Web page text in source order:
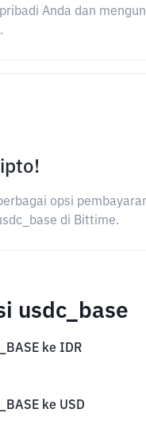
Anda dan
opsi
di Bittime.
usdc_base
ke IDR
ke USD